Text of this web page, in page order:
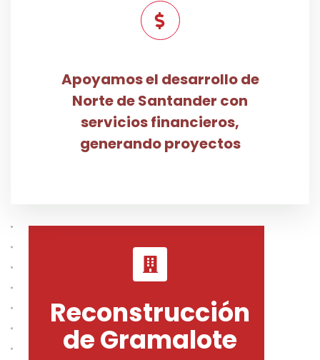
Apoyamos el desarrollo de
Norte de Santander con
servicios financieros,
generando proyectos
Reconstrucción
de Gramalote